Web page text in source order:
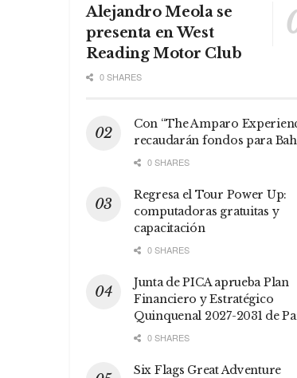
Alejandro Meola se
presenta en West
Reading Motor Club
0 SHARES
Con “The Amparo
recaudarán fondos para
0 SHARES
Regresa el Tour Power Up:
computadoras gratuitas y
capacitación
0 SHARES
Junta de PICA aprueba Plan
Financiero y Estratégico
Quinquenal 2027-2031 de
0 SHARES
Six Flags Great Adventure